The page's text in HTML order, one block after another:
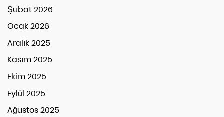
Şubat 2026
Ocak 2026
Aralık 2025
Kasım 2025
Ekim 2025
Eylül 2025
Ağustos 2025